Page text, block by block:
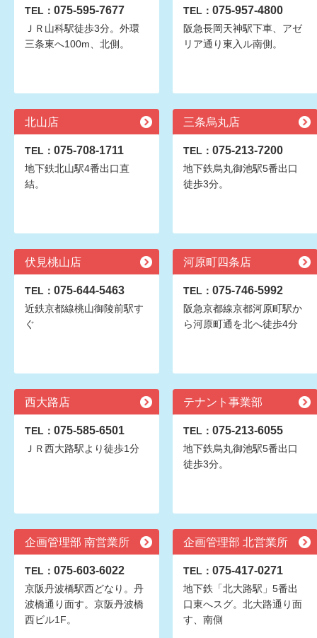
TEL： 075-595-7677
ＪＲ山科駅徒歩3分。外環
三条東へ100m、北側。
TEL： 075-957-4800
阪急長岡天神駅下車、アゼ
リア通り東入ル南側。
北山店
TEL： 075-708-1711
地下鉄北山駅4番出口直
結。
三条烏丸店
TEL： 075-213-7200
地下鉄烏丸御池駅5番出口
徒歩3分。
伏見桃山店
TEL： 075-644-5463
近鉄京都線桃山御陵前駅す
ぐ
河原町四条店
TEL： 075-746-5992
阪急京都線京都河原町駅か
ら河原町通を北へ徒歩4分
西大路店
TEL： 075-585-6501
ＪＲ西大路駅より徒歩1分
テナント事業部
TEL： 075-213-6055
地下鉄烏丸御池駅5番出口
徒歩3分。
企画管理部 南営業所
TEL： 075-603-6022
京阪丹波橋駅西どなり。丹
波橋通り面す。京阪丹波橋
西ビル1F。
企画管理部 北営業所
TEL： 075-417-0271
地下鉄「北大路駅」5番出
口東へスグ。北大路通り面
す、南側